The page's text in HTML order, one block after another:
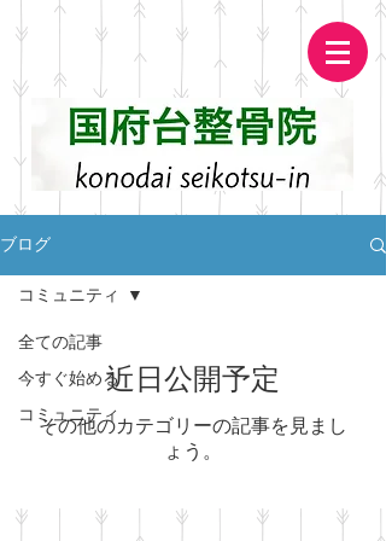
ブログ
全ての記事
今すぐ始める
コミュニティ
コミュニティ
近日公開予定
その他のカテゴリーの記事を見まし
ょう。